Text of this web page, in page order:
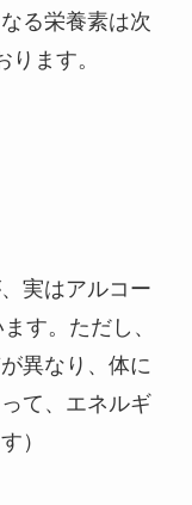
る栄養素は次
ます。
実はアルコー
す。ただし、
異なり、体に
て、エネルギ
）